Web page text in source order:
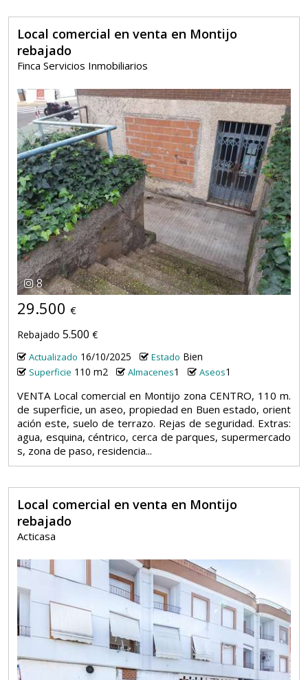
Local comercial en venta en Montijo
rebajado
Finca Servicios Inmobiliarios
8
29.500 €
Rebajado 5.500 €
Actualizado 16/10/2025 Estado Bien
Superficie 110 m2 Almacenes1 Aseos1
VENTA Local comercial en Montijo zona CENTRO, 110 m.
de superficie, un aseo, propiedad en Buen estado, orient
ación este, suelo de terrazo. Rejas de seguridad. Extras:
agua, esquina, céntrico, cerca de parques, supermercado
s, zona de paso, residencia...
Local comercial en venta en Montijo
rebajado
Acticasa